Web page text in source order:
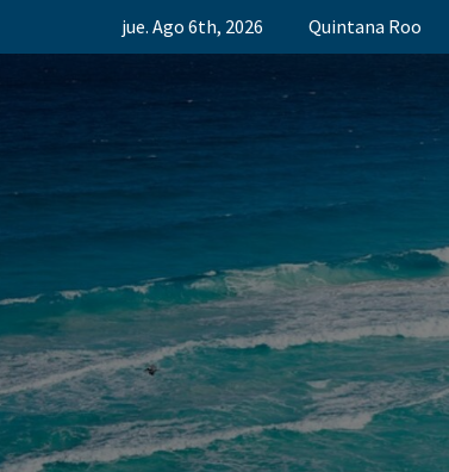
jue. Ago 6th, 2026 Quintana Roo